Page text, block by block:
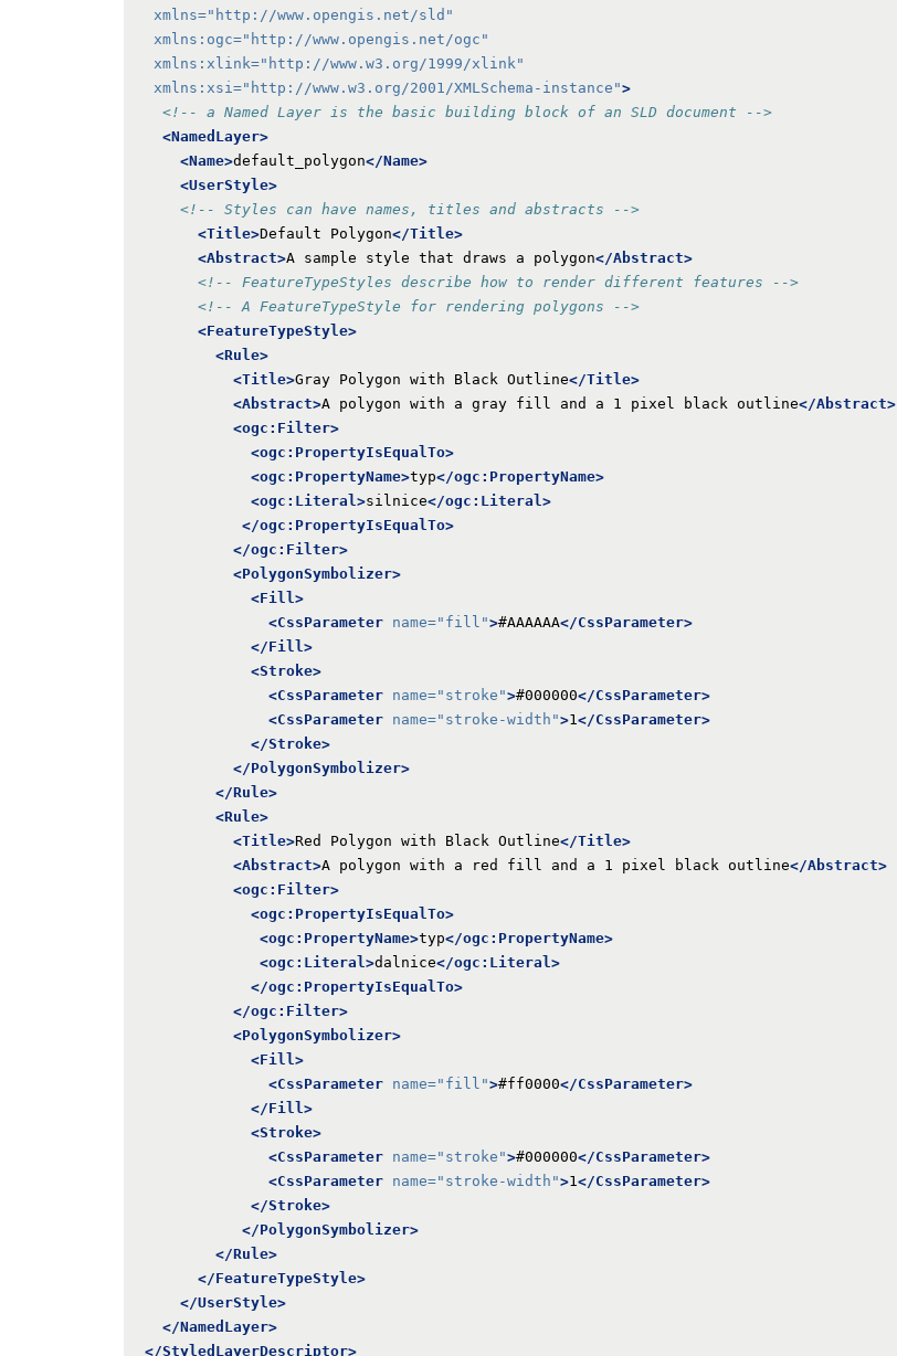
xmlns="http://www.opengis.net/sld"
xmlns:ogc="http://www.opengis.net/ogc"
xmlns:xlink="http://www.w3.org/1999/xlink"
xmlns:xsi="http://www.w3.org/2001/XMLSchema-instance">
<!-- a Named Layer is the basic building block of an SLD document -->
<NamedLayer>
<Name>default_polygon</Name>
<UserStyle>
<!-- Styles can have names, titles and abstracts -->
<Title>Default Polygon</Title>
<Abstract>A sample style that draws a polygon</Abstract>
<!-- FeatureTypeStyles describe how to render different features -->
<!-- A FeatureTypeStyle for rendering polygons -->
<FeatureTypeStyle>
<Rule>
<Title>Gray Polygon with Black Outline</Title>
<Abstract>A polygon with a gray fill and a 1 pixel black outline</Abstract>
<ogc:Filter>
<ogc:PropertyIsEqualTo>
<ogc:PropertyName>typ</ogc:PropertyName>
<ogc:Literal>silnice</ogc:Literal>
</ogc:PropertyIsEqualTo>
</ogc:Filter>
<PolygonSymbolizer>
<Fill>
<CssParameter name="fill">#AAAAAA</CssParameter>
</Fill>
<Stroke>
<CssParameter name="stroke">#000000</CssParameter>
<CssParameter name="stroke-width">1 </CssParameter>
</Stroke>
</PolygonSymbolizer>
</Rule>
<Rule>
<Title>Red Polygon with Black Outline</Title>
<Abstract>A polygon with a red fill and a 1 pixel black outline</Abstract>
<ogc:Filter>
<ogc:PropertyIsEqualTo>
<ogc:PropertyName>typ</ogc:PropertyName>
<ogc:Literal>dalnice</ogc:Literal>
</ogc:PropertyIsEqualTo>
</ogc:Filter>
<PolygonSymbolizer>
<Fill>
<CssParameter name="fill">#ff0000</CssParameter>
</Fill>
<Stroke>
<CssParameter name="stroke">#000000</CssParameter>
<CssParameter name="stroke-width">1 </CssParameter>
</Stroke>
</PolygonSymbolizer>
</Rule>
</FeatureTypeStyle>
</UserStyle>
</NamedLayer>
</StyledLayerDescriptor>